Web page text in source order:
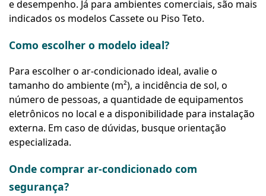
e desempenho. Já para ambientes comerciais, são mais
indicados os modelos Cassete ou Piso Teto.
Como escolher o modelo ideal?
Para escolher o ar-condicionado ideal, avalie o
tamanho do ambiente (m²), a incidência de sol, o
número de pessoas, a quantidade de equipamentos
eletrônicos no local e a disponibilidade para instalação
externa. Em caso de dúvidas, busque orientação
especializada.
Onde comprar ar-condicionado com
segurança?